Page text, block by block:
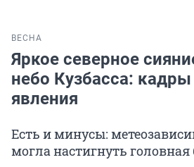
ВЕСНА
Яркое северное
небо Кузбасса:
явления
Есть и минусы:
могла настигнуть головная